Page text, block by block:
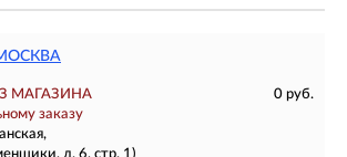
МАГАЗИНА
0 руб.
заказу